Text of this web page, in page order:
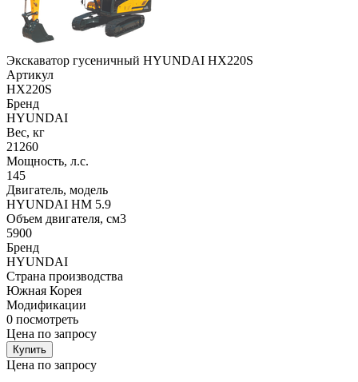
Экскаватор гусеничный HYUNDAI HX220S
Артикул
HX220S
Бренд
HYUNDAI
Вес, кг
21260
Мощность, л.с.
145
Двигатель, модель
HYUNDAI HM 5.9
Объем двигателя, см3
5900
Бренд
HYUNDAI
Страна производства
Южная Корея
Модификации
0 посмотреть
Цена по запросу
Купить
Цена по запросу